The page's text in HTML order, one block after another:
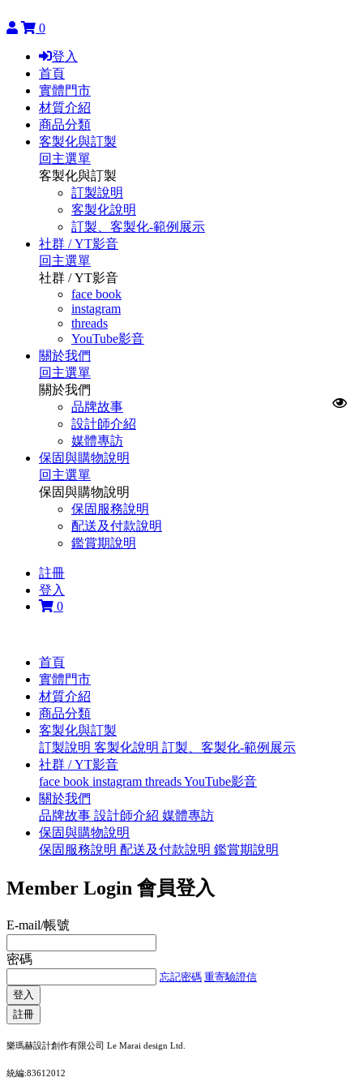
0
登入
首頁
實體門市
材質介紹
商品分類
客製化與訂製
回主選單
客製化與訂製
訂製說明
客製化說明
訂製、客製化-範例展示
社群 / YT影音
回主選單
社群 / YT影音
face book
instagram
threads
YouTube影音
關於我們
回主選單
關於我們
品牌故事
設計師介紹
媒體專訪
保固與購物說明
回主選單
保固與購物說明
保固服務說明
配送及付款說明
鑑賞期說明
註冊
登入
0
首頁
實體門市
材質介紹
商品分類
客製化與訂製
訂製說明 客製化說明 訂製、客製化-範例展示
社群 / YT影音
face book instagram threadsYouTube影音
關於我們
品牌故事 設計師介紹 媒體專訪
保固與購物說明
保固服務說明 配送及付款說明 鑑賞期說明
Member Login 會員登入
E-mail/帳號
密碼
忘記密碼 重寄驗證信
登入
註冊
樂瑪赫設計創作有限公司 Le Marai design Ltd.
統編:83612012